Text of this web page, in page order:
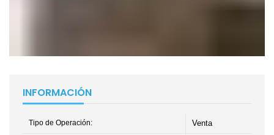
INFORMACIÓN
Tipo de Operación: Venta